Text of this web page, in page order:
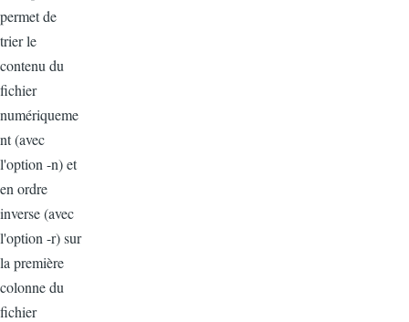
permet de
trier le
contenu du
fichier
numériqueme
nt (avec
l'option -n) et
en ordre
inverse (avec
l'option -r) sur
la première
colonne du
fichier